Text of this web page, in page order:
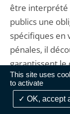
This site uses
to activate
OK, accept
être interprété
publics une
spécifiques en
pénales, il
garantissent
personne,
et traitements
respect de la